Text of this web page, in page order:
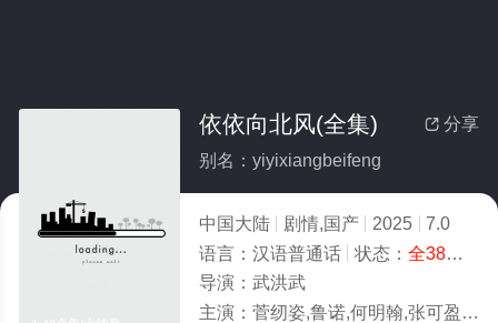
 分享
依依向北风(全集)
别名：yiyixiangbeifeng
中国大陆 剧情,国产 2025
7.0
语言： 汉语普通话 状态： 全38集
导演： 武洪武
主演： 菅纫姿,鲁诺,何明翰,张可盈,林家川